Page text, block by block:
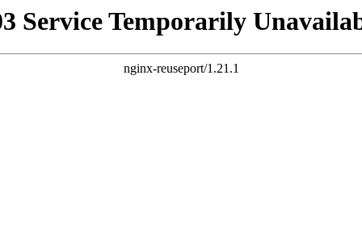
Service Temporarily
nginx-reuseport/1.21.1